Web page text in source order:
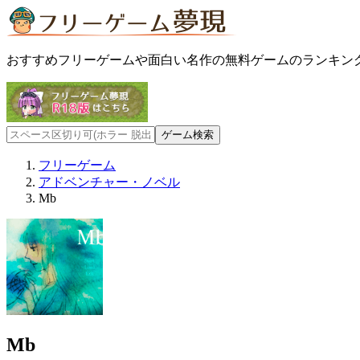
おすすめフリーゲームや面白い名作の無料ゲームのランキン
フリーゲーム
アドベンチャー・ノベル
Mb
Mb